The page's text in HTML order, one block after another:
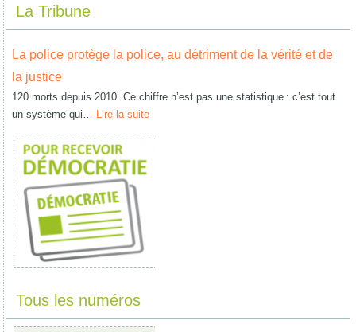
La Tribune
La police protège la police, au détriment de la vérité et de
la justice
120 morts depuis 2010. Ce chiffre n’est pas une statistique : c’est tout
un système qui… Lire la suite
Tous les numéros